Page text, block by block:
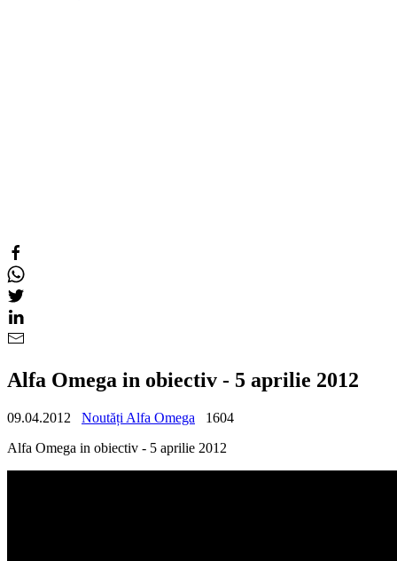
Alfa Omega in obiectiv - 5 aprilie 2012
09.04.2012 Noutăți Alfa Omega
1604
Alfa Omega in obiectiv - 5 aprilie 2012